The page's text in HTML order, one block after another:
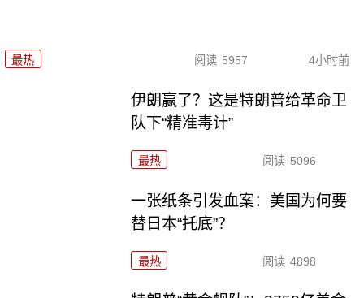
最热 阅读 5957 4小时前
伊朗赢了？这是特朗普给革命卫
队下“精准毒计”
最热 阅读 5096
一张纸条引发血案：美国为何要
替日本“托底”？
最热 阅读 4898